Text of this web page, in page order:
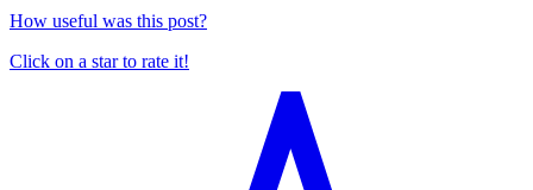
How useful was this post?
Click on a star to rate it!